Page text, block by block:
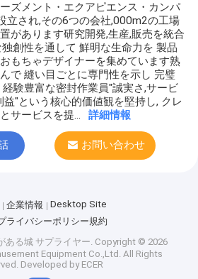
ズメント・エクアピエンス・カンパ
立され,その6つの会社,000m2の工場
があります研究開発,生産,販売を統合
創性を通して 鮮明な生命力を 製品
もちゃデザイナーを集めています熟
で 縫い目ごとに専門性を示し 完璧
験豊富な密封作業員"誠実さ,サービ
益"という核心的価値観を堅持し, クレ
サービスを提...
詳細情報
お問い合わせ
企業情報
Desktop Site
ライバシーポリシー規約
ある城 サプライヤー. Copyright © 2026
Equipment Co.,Ltd. All Rights
Developed by ECER